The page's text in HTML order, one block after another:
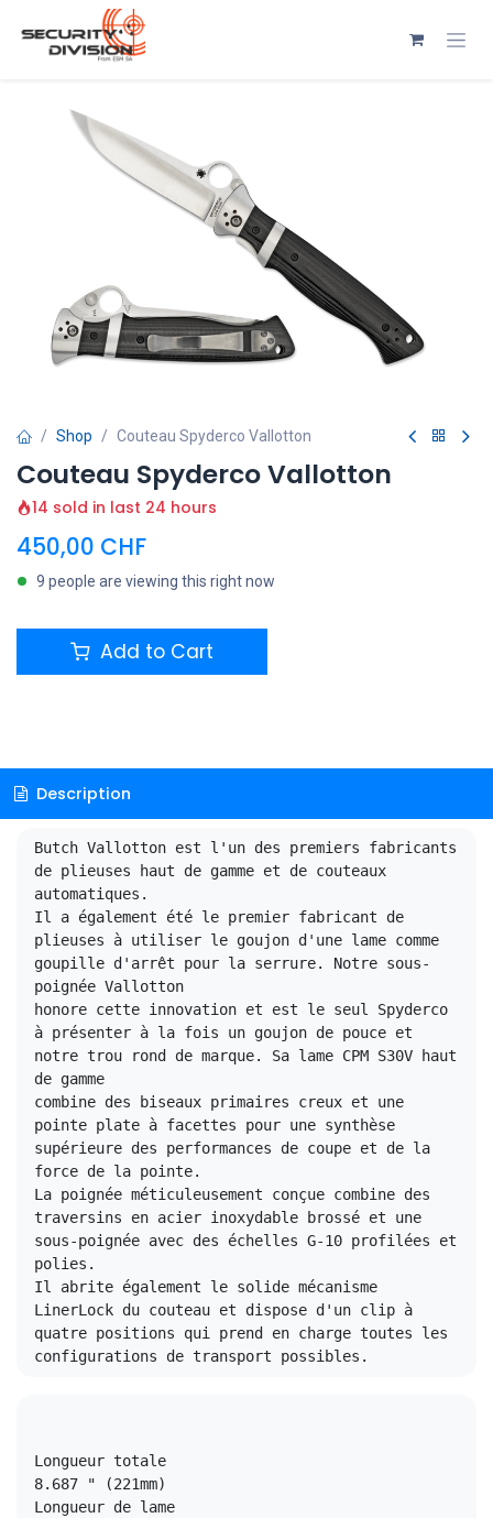
Se rendre au contenu
Shop Couteau Spyderco Vallotton
Couteau Spyderco Vallotton
14 sold in last 24 hours
450,00 CHF
9 people are viewing this right now
Add to Cart
Description
Butch Vallotton est l'un des premiers fabricants
de plieuses haut de gamme et de couteaux
automatiques.
Il a également été le premier fabricant de
plieuses à utiliser le goujon d'une lame comme
goupille d'arrêt pour la serrure. Notre sous-
poignée Vallotton
honore cette innovation et est le seul Spyderco
à présenter à la fois un goujon de pouce et
notre trou rond de marque. Sa lame CPM S30V haut
de gamme
combine des biseaux primaires creux et une
pointe plate à facettes pour une synthèse
supérieure des performances de coupe et de la
force de la pointe.
La poignée méticuleusement conçue combine des
traversins en acier inoxydable brossé et une
sous-poignée avec des échelles G-10 profilées et
polies.
Il abrite également le solide mécanisme
LinerLock du couteau et dispose d'un clip à
quatre positions qui prend en charge toutes les
configurations de transport possibles.
Longueur totale
8.687 " (221mm)
Longueur de lame